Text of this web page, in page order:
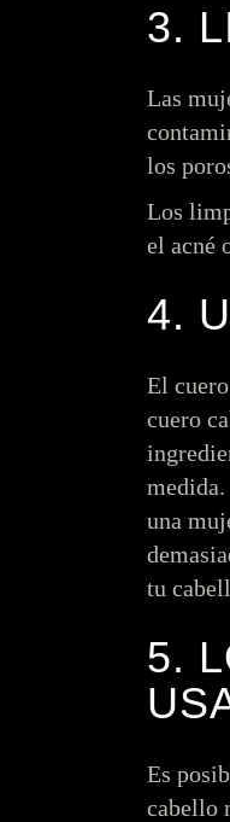
3.
Las
los
Los
el acné
4.
El
cuero
una
tu
5.
Es
cabello